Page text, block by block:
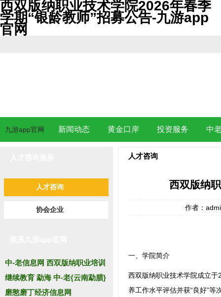
西双版纳职业技术学院2026年春季
学期“银龄教师”招募公告-九游app
官网
九游app官网 新闻动态 黄金口岸 投资服务 中
人才咨询
协会企业
中-老信息网 西双版纳职业培训
继续教育 勐海 中-老{云南勐腊}
磨憨磨丁经济信息网
人才咨询
西双版纳
作者：
一、学院简介
西双版纳职业技术学院成立
养工作水平评估并获“良好”